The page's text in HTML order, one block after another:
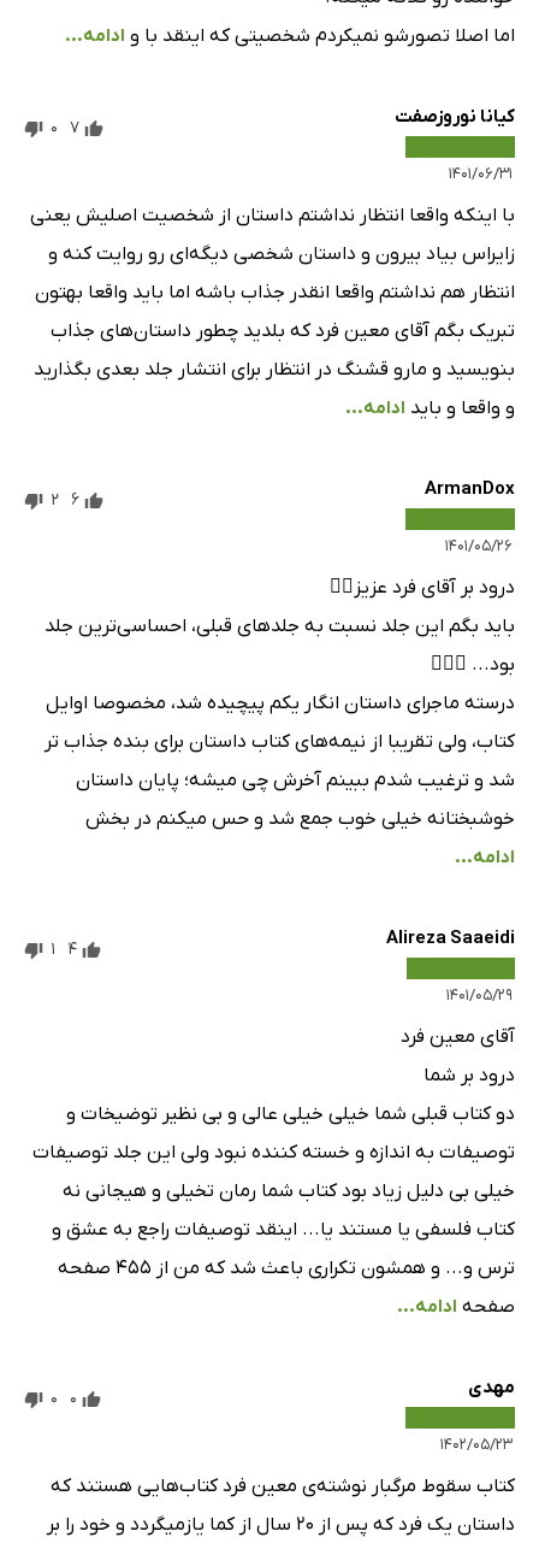
اما اصلا تصورشو نمیکردم شخصیتی که اینقد با و ادامه...
کیانا نوروزصفت
۱۴۰۱/۰۶/۳۱
7
0
با اینکه واقعا انتظار نداشتم داستان از شخصیت اصلیش یعنی
زایراس بیاد بیرون و داستان شخصی دیگه‌ای رو روایت کنه و
انتظار هم نداشتم واقعا انقدر جذاب باشه اما باید واقعا بهتون
تبریک بگم آقای معین فرد که بلدید چطور داستان‌های جذاب
بنویسید و مارو قشنگ در انتظار برای انتشار جلد بعدی بگذارید
و واقعا و باید ادامه...
ArmanDox
۱۴۰۱/۰۵/۲۶
6
2
درود بر آقای فرد عزیز✌🏻
باید بگم این جلد نسبت به جلدهای قبلی، احساسی‌ترین جلد
بود... 👌🏻🍃
درسته ماجرای داستان انگار یکم پیچیده شد، مخصوصا اوایل
کتاب، ولی تقریبا از نیمه‌های کتاب داستان برای بنده جذاب تر
شد و ترغیب شدم ببینم آخرش چی میشه؛ پایان داستان
خوشبختانه خیلی خوب جمع شد و حس میکنم در بخش
ادامه...
Alireza Saaeidi
۱۴۰۱/۰۵/۲۹
4
1
آقای معین فرد
درود بر شما
دو کتاب قبلی شما خیلی خیلی عالی و بی نظیر توضیخات و
توصیفات به اندازه و خسته کننده نبود ولی این جلد توصیفات
خیلی بی دلیل زیاد بود کتاب شما رمان تخیلی و هیجانی نه
کتاب فلسفی یا مستند یا... اینقد توصیفات راجع به عشق و
ترس و... و همشون تکراری باعث شد که من از ۴۵۵ صفحه
صفحه ادامه...
مهدی
۱۴۰۲/۰۵/۲۳
0
0
کتاب سقوط مرگبار نوشته‌ی معین فرد کتاب‌هایی هستند که
داستان یک فرد که پس از 20 سال از کما یازمیگردد و خود را بر